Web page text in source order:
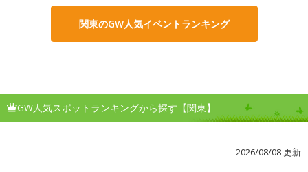
関東のGW人気イベントランキング
GW人気スポットランキングから探す【関東】
2026/08/08 更新